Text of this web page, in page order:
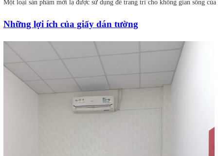
Một loại sản phẩm mới lạ được sử dụng để trang trí cho không gian sống
Những lợi ích của giấy dán tường